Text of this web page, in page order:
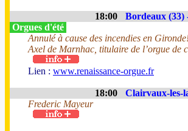
18:00 Bordeaux (33)
Orgues d'été
Annulé à cause des incendies en
Axel de Marnhac, titulaire de l’orgue de
Lien : www.renaissance-orgue.fr
18:00
Clairvaux-les-
Frederic Mayeur